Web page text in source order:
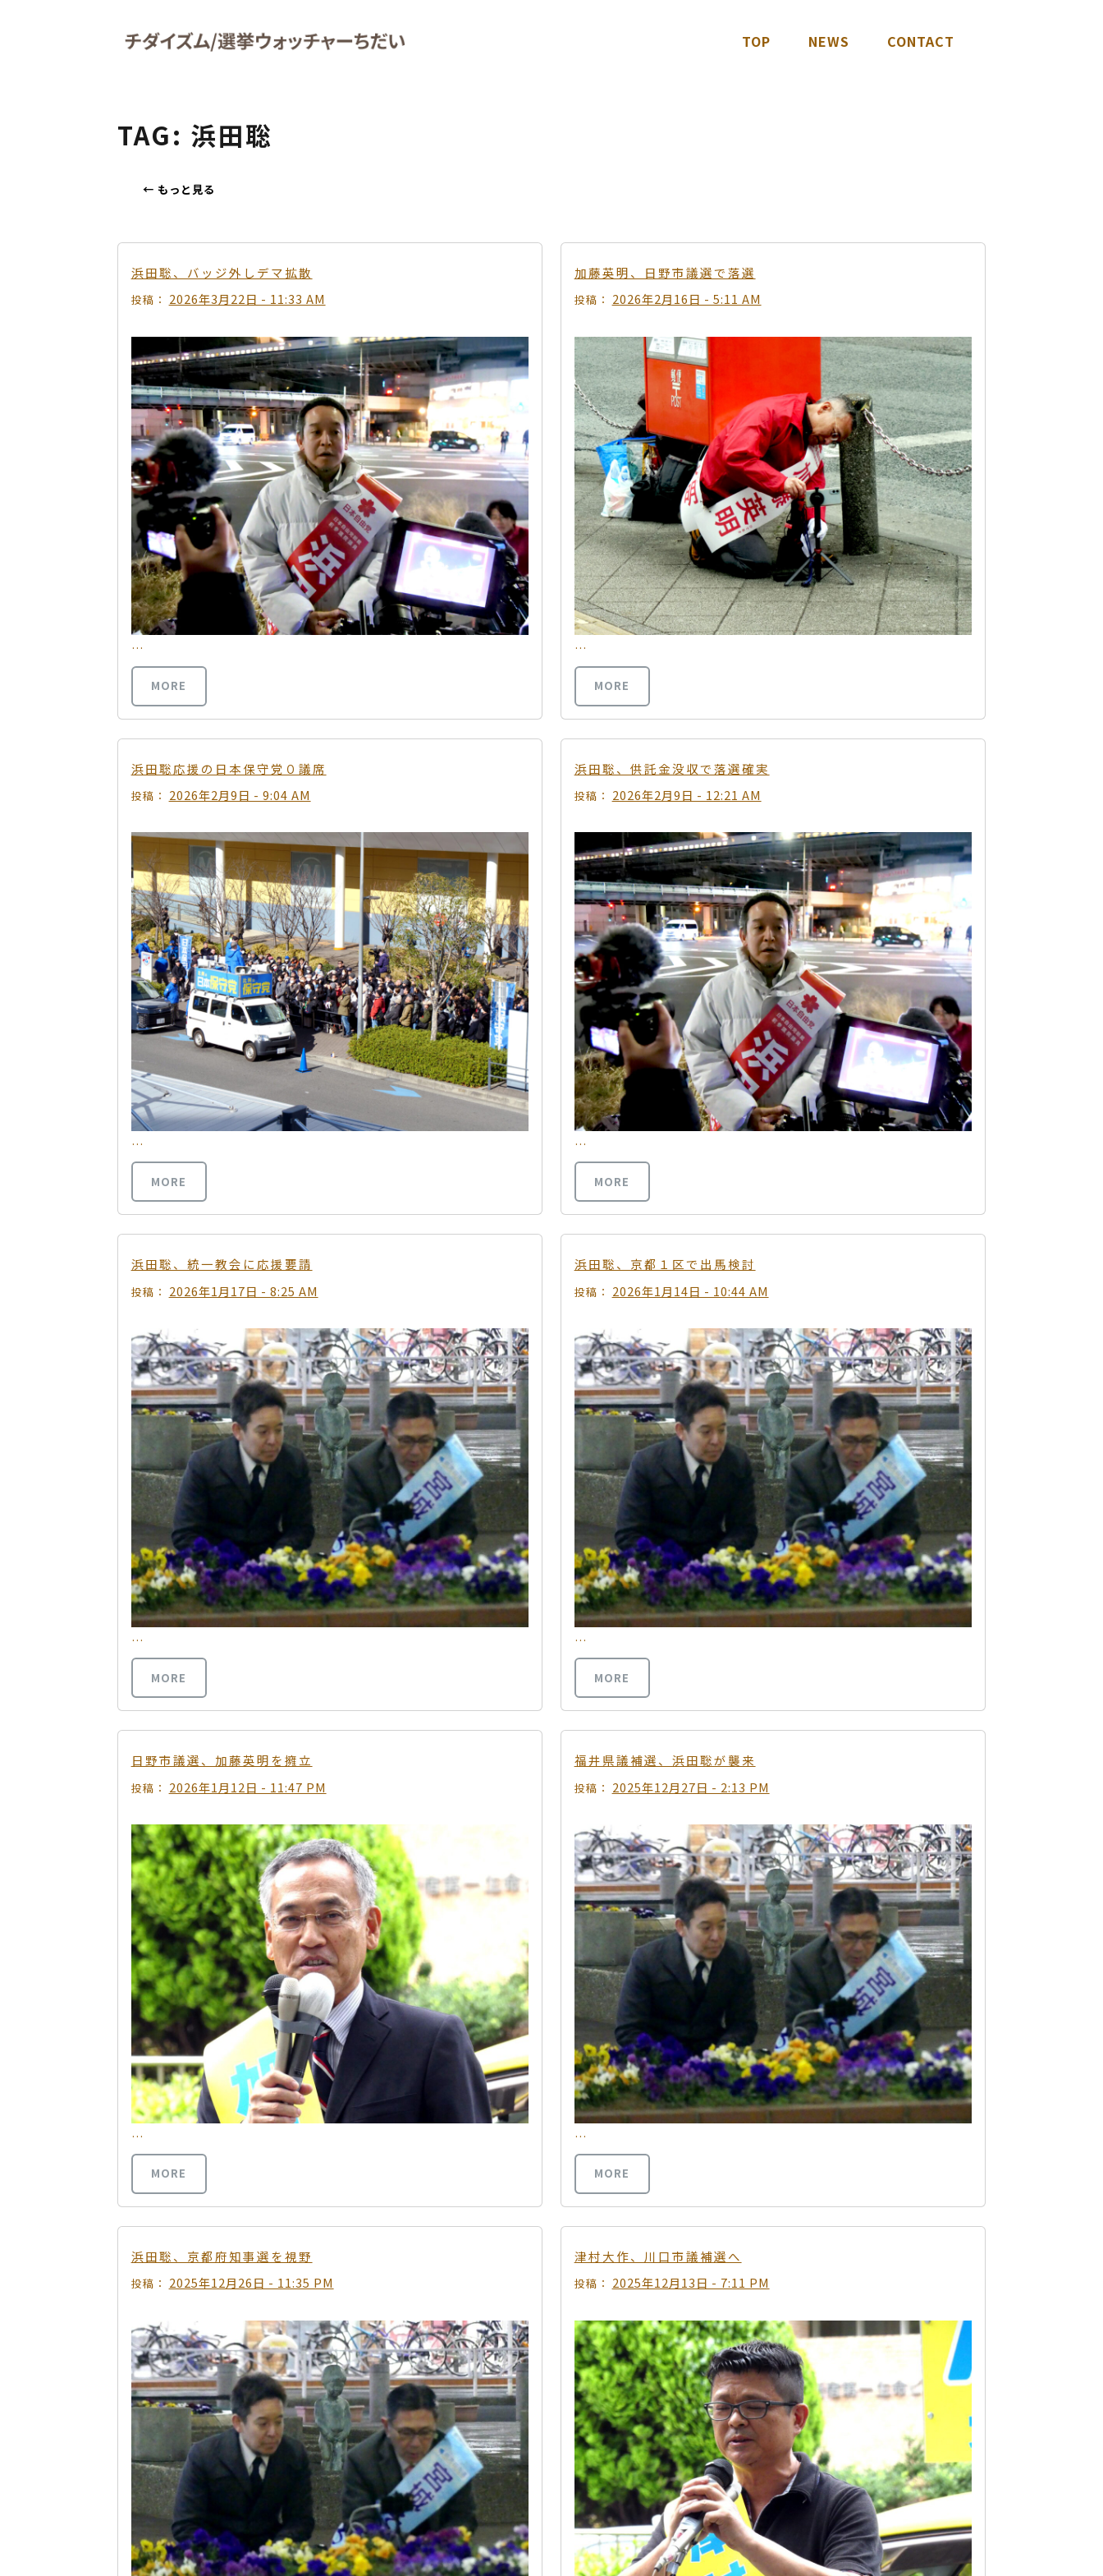
TOP NEWS CONTACT
TAG: 浜田聡
← もっと見る
浜田聡、バッジ外しデマ拡散
投稿： 2026年3月22日 - 11:33 AM
…
MORE
加藤英明、日野市議選で落選
投稿： 2026年2月16日 - 5:11 AM
…
MORE
浜田聡応援の日本保守党０議席
投稿： 2026年2月9日 - 9:04 AM
…
MORE
浜田聡、供託金没収で落選確実
投稿： 2026年2月9日 - 12:21 AM
…
MORE
浜田聡、統一教会に応援要請
投稿： 2026年1月17日 - 8:25 AM
…
MORE
浜田聡、京都１区で出馬検討
投稿： 2026年1月14日 - 10:44 AM
…
MORE
日野市議選、加藤英明を擁立
投稿： 2026年1月12日 - 11:47 PM
…
MORE
福井県議補選、浜田聡が襲来
投稿： 2025年12月27日 - 2:13 PM
…
MORE
浜田聡、京都府知事選を視野
投稿： 2025年12月26日 - 11:35 PM
津村大作、川口市議補選へ
投稿： 2025年12月13日 - 7:11 PM